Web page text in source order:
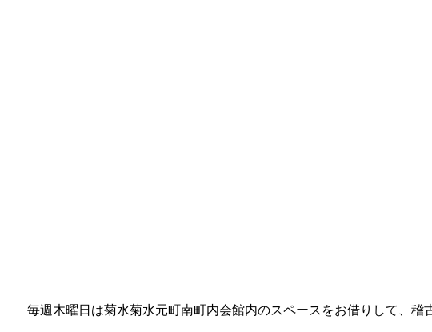
毎週木曜日は菊水菊水元町南町内会館内のスペースをお借りして、稽